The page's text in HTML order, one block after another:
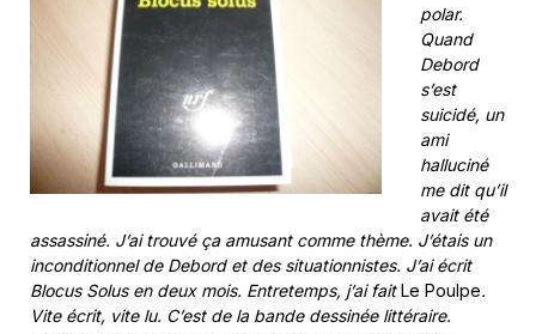
polar.
Quand
Debord
s’est
suicidé, un
ami
halluciné
me dit qu’il
avait été
assassiné. J’ai trouvé ça amusant comme thème. J’étais un
inconditionnel de Debord et des situationnistes. J’ai écrit
Blocus Solus en deux mois. Entretemps, j’ai faitLe Poulpe.
Vite écrit, vite lu. C’est de la bande dessinée littéraire.